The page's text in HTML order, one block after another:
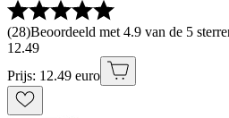
(28)Beoordeeld met 4.9 van de 5
12.49
Prijs: 12.49 euro